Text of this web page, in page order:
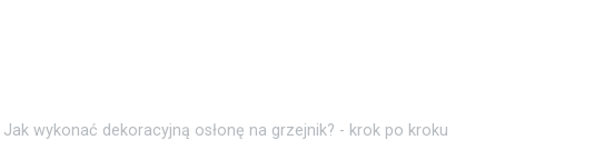
Jak wykonać dekoracyjną osłonę na grzejnik? - krok po kroku